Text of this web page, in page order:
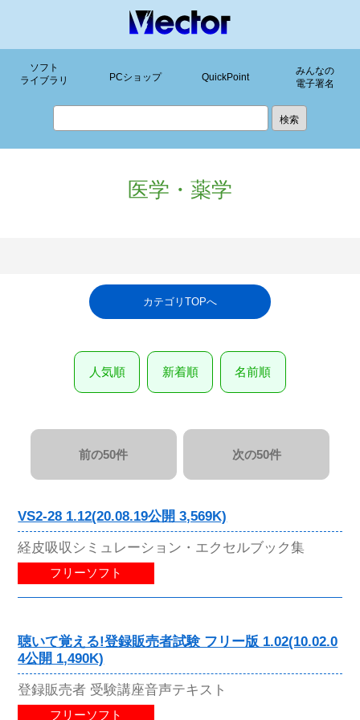
ソフト
ライブラリ
PCショップ QuickPoint
みんなの
電子署名
医学・薬学
カテゴリTOPへ
人気順 新着順 名前順
前の50件 次の50件
VS2-28 1.12(20.08.19公開 3,569K)
経皮吸収シミュレーション・エクセルブック集
フリーソフト
聴いて覚える!登録販売者試験 フリー版 1.02(10.02.0
4公開 1,490K)
登録販売者 受験講座音声テキスト
フリーソフト